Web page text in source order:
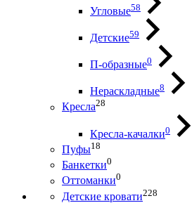
Угловые58
Детские59
П-образные0
Нераскладные8
Кресла28
Кресла-качалки0
Пуфы18
Банкетки0
Оттоманки0
Детские кровати228